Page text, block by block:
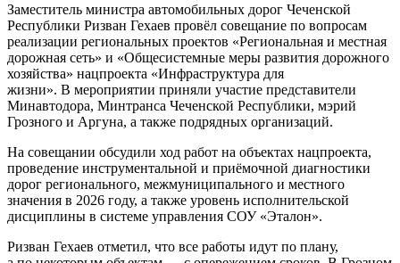
Заместитель министра автомобильных дорог Чеченской
Республики Ризван Гехаев провёл совещание по вопросам
реализации региональных проектов «Региональная и местная
дорожная сеть» и «Общесистемные меры развития дорожного
хозяйства» нацпроекта «Инфраструктура для
жизни». В мероприятии приняли участие представители
Минавтодора, Минтранса Чеченской Республики, мэрий
Грозного и Аргуна, а также подрядных организаций.
На совещании обсудили ход работ на объектах нацпроекта,
проведение инструментальной и приёмочной диагностики
дорог регионального, межмуниципального и местного
значения в 2026 году, а также уровень исполнительской
дисциплины в системе управления СОУ «Эталон».
Ризван Гехаев отметил, что все работы идут по плану,